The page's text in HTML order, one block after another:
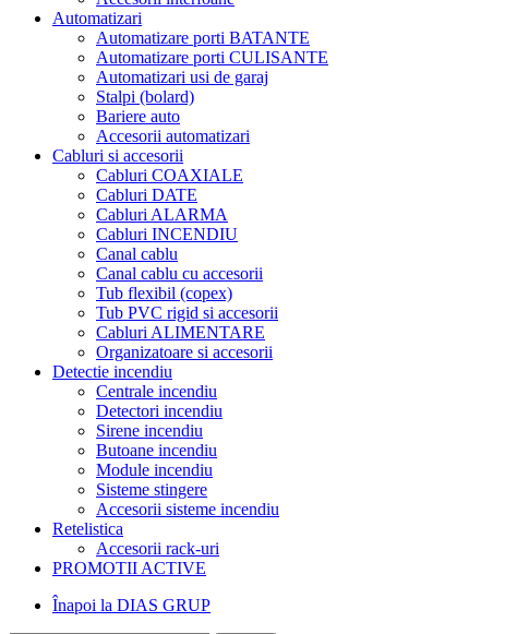
Automatizari
Automatizare porti BATANTE
Automatizare porti CULISANTE
Automatizari usi de garaj
Stalpi (bolard)
Bariere auto
Accesorii automatizari
Cabluri si accesorii
Cabluri COAXIALE
Cabluri DATE
Cabluri ALARMA
Cabluri INCENDIU
Canal cablu
Canal cablu cu accesorii
Tub flexibil (copex)
Tub PVC rigid si accesorii
Cabluri ALIMENTARE
Organizatoare si accesorii
Detectie incendiu
Centrale incendiu
Detectori incendiu
Sirene incendiu
Butoane incendiu
Module incendiu
Sisteme stingere
Accesorii sisteme incendiu
Retelistica
Accesorii rack-uri
PROMOTII ACTIVE
Înapoi la DIAS GRUP